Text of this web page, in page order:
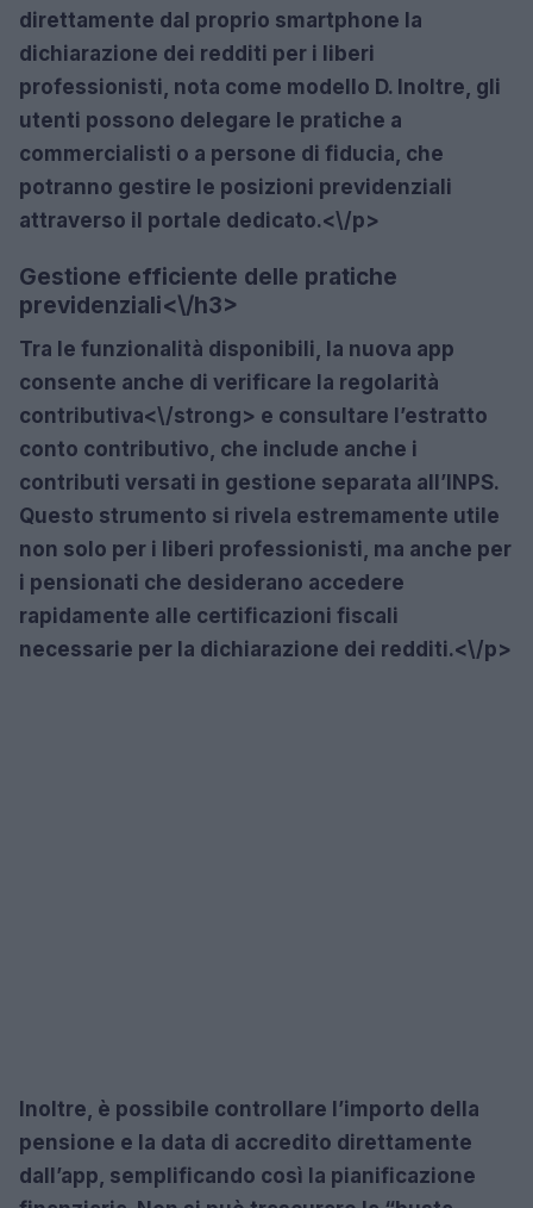
direttamente dal proprio smartphone la
dichiarazione dei redditi per i liberi
professionisti, nota come modello D. Inoltre, gli
utenti possono delegare le pratiche a
commercialisti o a persone di fiducia, che
potranno gestire le posizioni previdenziali
attraverso il portale dedicato.<\/p>
Gestione efficiente delle pratiche
previdenziali<\/h3>
Tra le funzionalità disponibili, la nuova app
consente anche di verificare la regolarità
contributiva<\/strong> e consultare l’estratto
conto contributivo, che include anche i
contributi versati in gestione separata all’INPS.
Questo strumento si rivela estremamente utile
non solo per i liberi professionisti, ma anche per
i pensionati che desiderano accedere
rapidamente alle certificazioni fiscali
necessarie per la dichiarazione dei redditi.<\/p>
Inoltre, è possibile controllare l’importo della
pensione e la data di accredito direttamente
dall’app, semplificando così la pianificazione